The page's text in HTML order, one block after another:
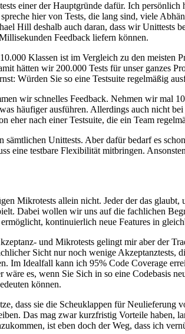
einer der Hauptgründe dafür. Ich
hier von Tests, die lang sind, viele
Hill deshalb auch daran, dass wir Unittests
Feedback liefern können.
Klassen ist im Vergleich zu den meisten
hätten wir 200.000 Tests für unser ganzes
Würden Sie so eine Testsuite regelmäßig
wir schnelles Feedback. Nehmen wir mal
häufiger ausführen. Allerdings auch nicht
nach einer Testsuite, die ein Team
Unittests. Aber dafür bedarf es
eine testbare Flexibilität mitbringen.
Mikrotests allein nicht. Jeder der das
Dabei wollen wir uns auf die fachlichen
kontinuierlich neue Features in
und Mikrotests gelingt mir aber der
Sicht nur noch wenige Akzeptanztests,
Im Idealfall kann ich 95% Code Coverage
es, wenn Sie Sich in so eine Codebasis
können.
dass sie die Scheuklappen für Neulieferung
Das mag zwar kurzfristig Vorteile haben,
ist eben doch der Weg, dass ich